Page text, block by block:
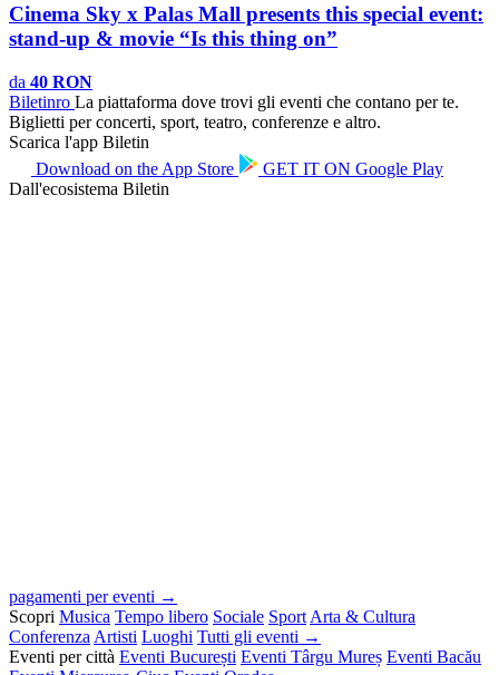
Cinema Sky x Palas Mall presents this special event:
stand-up & movie “Is this thing on”
da 40 RON
Biletinro La piattaforma dove trovi gli eventi che contano per te.
Biglietti per concerti, sport, teatro, conferenze e altro.
Scarica l'app Biletin
Download on the App Store GET IT ON Google Play
Dall'ecosistema Biletin
pagamenti per eventi →
Scopri Musica Tempo libero Sociale Sport Arta & Cultura
Conferenza Artisti Luoghi Tutti gli eventi →
Eventi per città Eventi București Eventi Târgu Mureș Eventi Bacău